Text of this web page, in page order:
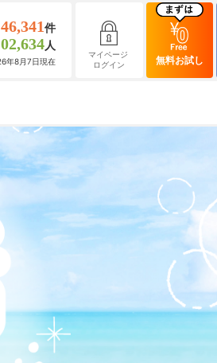
件
人
年8月7日現在
マイページ
ログイン
無料お試し